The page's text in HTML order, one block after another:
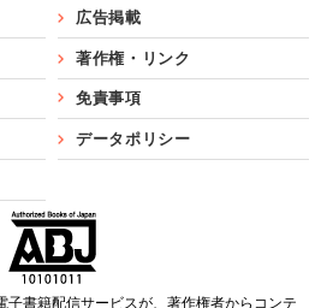
広告掲載
著作権・リンク
免責事項
データポリシー
子書籍配信サービスが、著作権者からコンテ